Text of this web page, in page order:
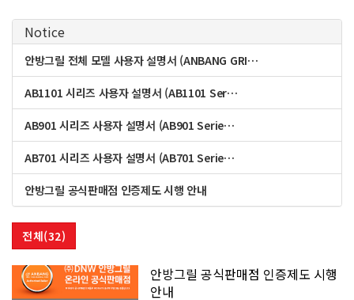
Notice
안방그릴 전체 모델 사용자 설명서 (ANBANG GRI…
AB1101 시리즈 사용자 설명서 (AB1101 Ser…
AB901 시리즈 사용자 설명서 (AB901 Serie…
AB701 시리즈 사용자 설명서 (AB701 Serie…
안방그릴 공식판매점 인증제도 시행 안내
전체(32)
안방그릴 공식판매점 인증제도 시행
안내